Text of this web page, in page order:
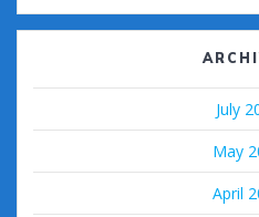
July
May
April